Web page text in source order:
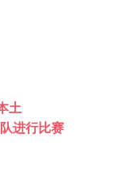
土
进行比赛